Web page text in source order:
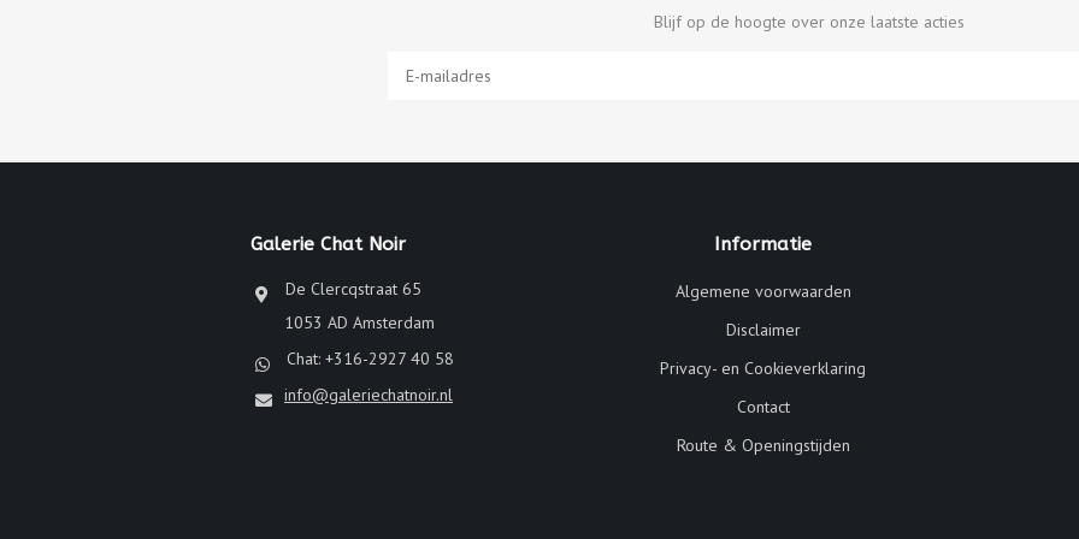
Blijf op de hoogte over onze laatste acties
Galerie Chat Noir
De Clercqstraat 65
1053 AD Amsterdam
Chat: +316-2927 40 58
info@galeriechatnoir.nl
Informatie
Algemene voorwaarden
Disclaimer
Privacy- en Cookieverklaring
Contact
Route & Openingstijden